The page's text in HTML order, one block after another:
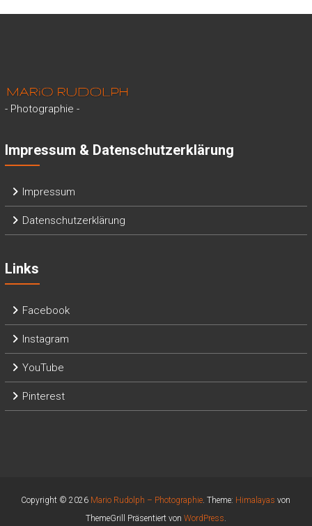
- Photographie -
Impressum & Datenschutzerklärung
Impressum
Datenschutzerklärung
Links
Facebook
Instagram
YouTube
Pinterest
Copyright © 2026 Mario Rudolph – Photographie. Theme: Himalayas von
ThemeGrill Präsentiert von WordPress.